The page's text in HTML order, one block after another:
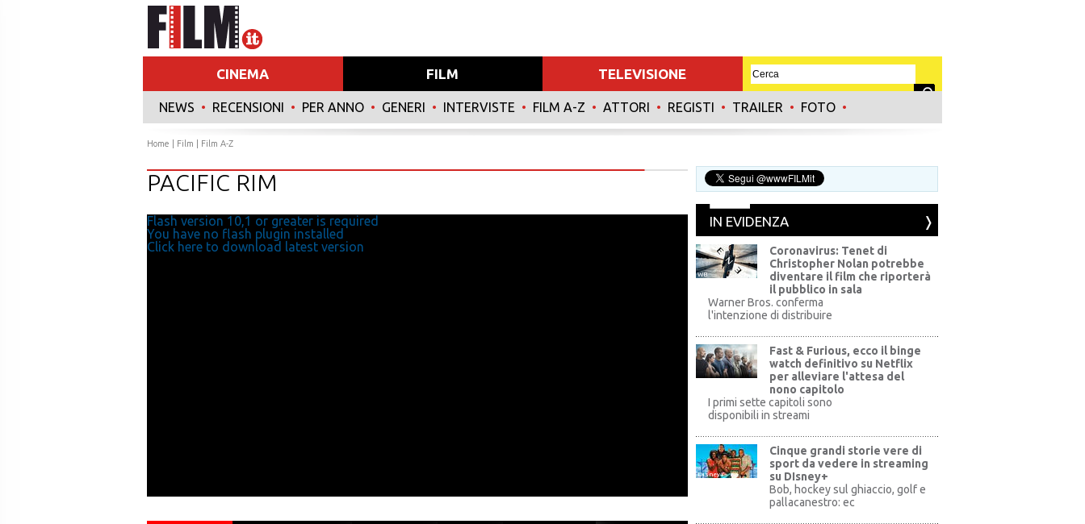
CINEMA FILM TELEVISIONE
NEWS • RECENSIONI • PER ANNO • GENERI • INTERVISTE • FILM A-Z • ATTORI • REGISTI • TRAILER • FOTO •
Home Film Film A-Z
PACIFIC RIM
Flash version 10,1 or greater is required
You have no flash plugin installed
Click here to download latest version
IN EVIDENZA
WB
Coronavirus: Tenet di
Christopher Nolan potrebbe
diventare il film che riporterà
il pubblico in sala
Warner Bros. conferma
l'intenzione di distribuire
Fast & Furious, ecco il binge
watch definitivo su Netflix
per alleviare l'attesa del
nono capitolo
I primi sette capitoli sono
disponibili in streami
Disney+
Cinque grandi storie vere di
sport da vedere in streaming
su DIsney+
Bob, hockey sul ghiaccio, golf e
pallacanestro: ec